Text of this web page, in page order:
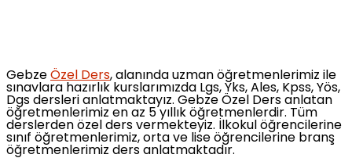
Gebze Özel Ders, alanında uzman öğretmenlerimiz ile
sınavlara hazırlık kurslarımızda Lgs, Yks, Ales, Kpss, Yös,
Dgs dersleri anlatmaktayız. Gebze Özel Ders anlatan
öğretmenlerimiz en az 5 yıllık öğretmenlerdir. Tüm
derslerden özel ders vermekteyiz. İlkokul öğrencilerine
sınıf öğretmenlerimiz, orta ve lise öğrencilerine branş
öğretmenlerimiz ders anlatmaktadır.